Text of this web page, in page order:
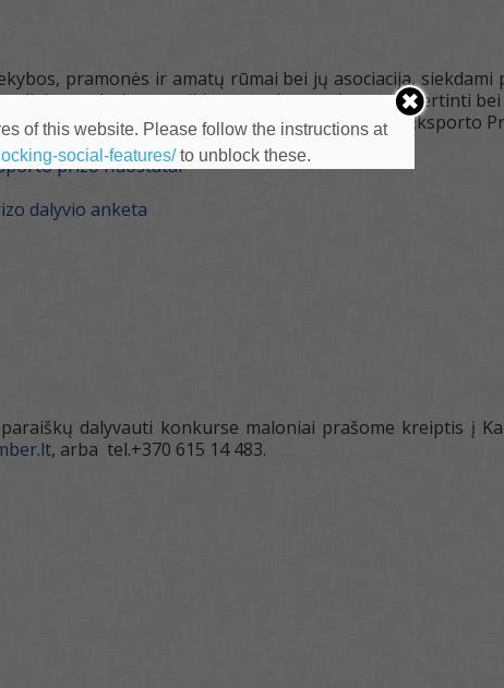
pramonės ir amatų rūmai bei jų asociacija,
atliekamų darbų ar teikiamų paslaugų eksportą, vertinti
palankias sąlygas, rengia konkursą „Lietuvos Eksporto
prizo nuostatai
dalyvio anketa
dalyvauti konkurse maloniai prašome kreiptis į
, arba tel.+370 615 14 483.
of this website. Please follow the instructions at
social-features/to unblock these.